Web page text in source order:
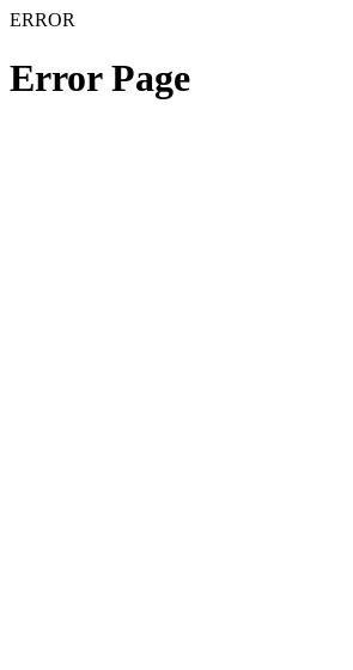
ERROR
Error Page